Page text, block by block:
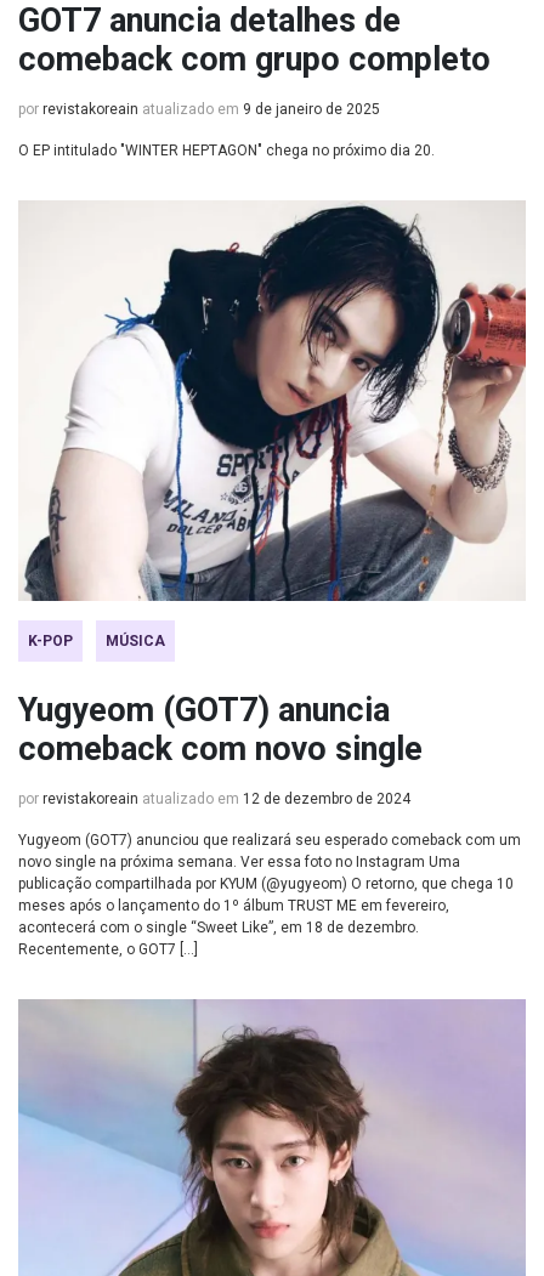
GOT7 anuncia detalhes de
comeback com grupo completo
por revistakoreain atualizado em 9 de janeiro de 2025
O EP intitulado "WINTER HEPTAGON" chega no próximo dia 20.
K-POP MÚSICA
Yugyeom (GOT7) anuncia
comeback com novo single
por revistakoreain atualizado em 12 de dezembro de 2024
Yugyeom (GOT7) anunciou que realizará seu esperado comeback com um
novo single na próxima semana. Ver essa foto no Instagram Uma
publicação compartilhada por KYUM (@yugyeom) O retorno, que chega 10
meses após o lançamento do 1º álbum TRUST ME em fevereiro,
acontecerá com o single “Sweet Like”, em 18 de dezembro.
Recentemente, o GOT7 […]